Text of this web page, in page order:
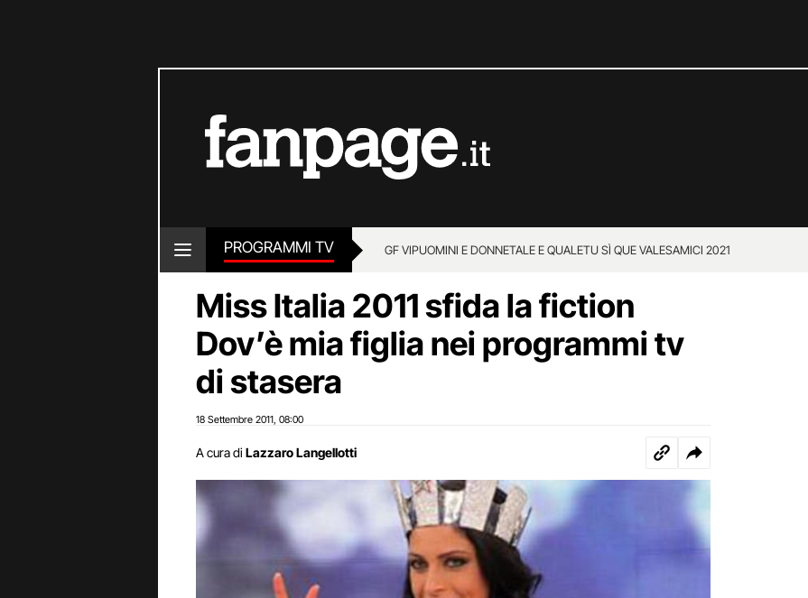
PROGRAMMI TV GF VIPUOMINI E DONNETALE E QUALETU SÌ QUE VALESAMICI 2021
Miss Italia 2011 sfida la fiction
Dov’è mia figlia nei programmi tv
di stasera
18 Settembre 2011 08:00
A cura di Lazzaro Langellotti